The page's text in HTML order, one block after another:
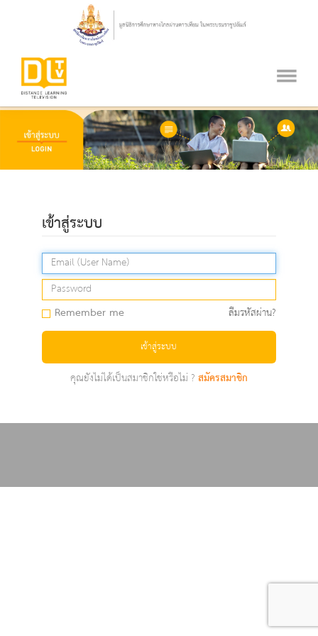
เข้าสู่ระบบ
Remember me ลืมรหัสผ่าน?
เข้าสู่ระบบ
คุณยังไม่ได้เป็นสมาชิกใช่หรือไม่ ?สมัครสมาชิก